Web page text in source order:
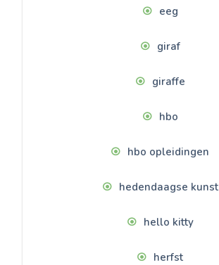
eeg
giraf
giraffe
hbo
hbo opleidingen
hedendaagse kunst
hello kitty
herfst